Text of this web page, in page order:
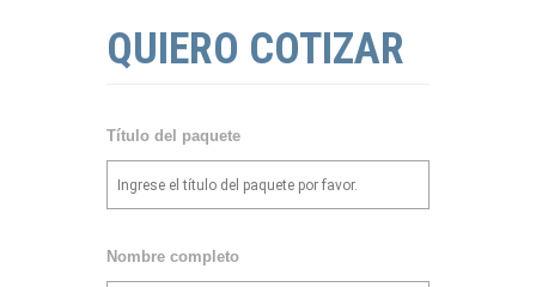
QUIERO COTIZAR
Título del paquete
Nombre completo